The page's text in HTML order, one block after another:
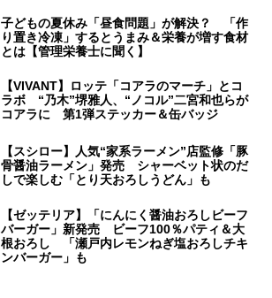
子どもの夏休み「昼食問題」が解決？ 「作
り置き冷凍」するとうまみ＆栄養が増す食材
とは【管理栄養士に聞く】
【VIVANT】ロッテ「コアラのマーチ」とコ
ラボ “乃木”堺雅人、“ノコル”二宮和也らが
コアラに 第1弾ステッカー＆缶バッジ
【スシロー】人気“家系ラーメン”店監修「豚
骨醤油ラーメン」発売 シャーベット状のだ
しで楽しむ「とり天おろしうどん」も
【ゼッテリア】「にんにく醤油おろしビーフ
バーガー」新発売 ビーフ100％パティ＆大
根おろし 「瀬戸内レモンねぎ塩おろしチキ
ンバーガー」も